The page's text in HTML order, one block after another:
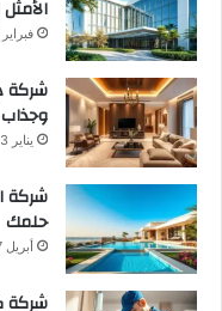
فبراير 3, 2025
شركة
وجذاب
يناير 23, 2025
شركة
حلمك
أبريل 27, 2025